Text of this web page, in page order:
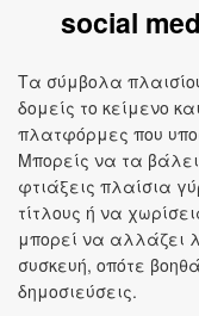
social
Τα σύμβολα
δομείς το κείμενο
πλατφόρμες που
Μπορείς να τα
φτιάξεις πλαίσια
τίτλους ή να
μπορεί να αλλάζει
συσκευή, οπότε
δημοσιεύσεις.